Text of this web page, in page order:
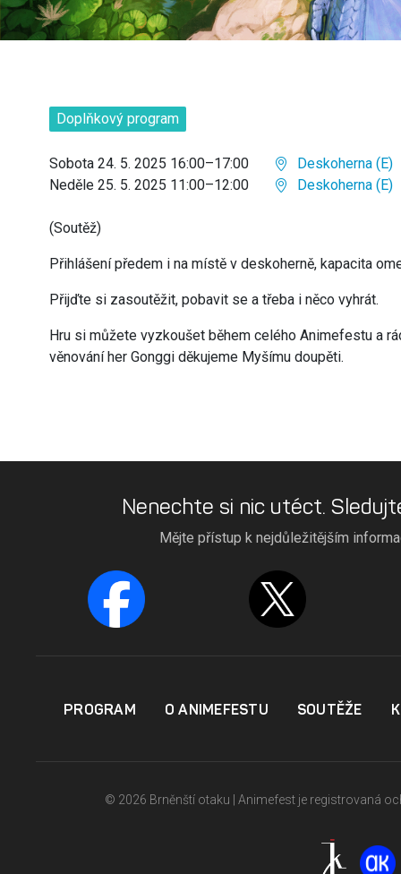
Doplňkový program
Sobota 24. 5. 2025 16:00–17:00
Deskoherna (E)
Neděle 25. 5. 2025 11:00–12:00
Deskoherna (E)
(Soutěž)
Přihlášení předem i na místě v deskoherně, kapacita
Přijďte si zasoutěžit, pobavit se a třeba i něco vyhrát.
Hru si můžete vyzkoušet během celého Animefestu a
věnování her Gonggi děkujeme Myšímu doupěti.
Nenechte si nic utéct.
Mějte přístup k nejdůležitějším
PROGRAM O ANIMEFESTU SOUTĚŽE
© 2026 Brněnští otaku | Animefest je registrovaná